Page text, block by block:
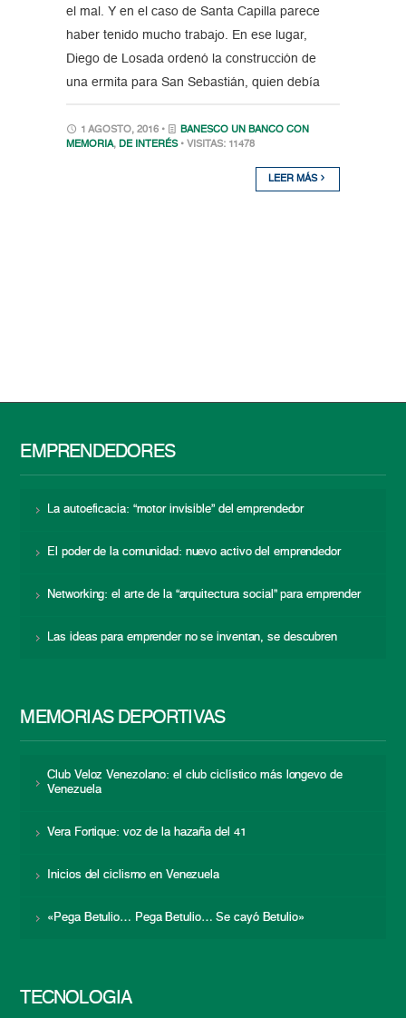
el mal. Y en el caso de Santa Capilla parece
haber tenido mucho trabajo. En ese lugar,
Diego de Losada ordenó la construcción de
una ermita para San Sebastián, quien debía
1 AGOSTO, 2016 •
BANESCO UN BANCO CON
MEMORIA, DE INTERÉS • VISITAS: 11478
LEER MÁS
EMPRENDEDORES
La autoeficacia: “motor invisible” del emprendedor
El poder de la comunidad: nuevo activo del emprendedor
Networking: el arte de la “arquitectura social” para emprender
Las ideas para emprender no se inventan, se descubren
MEMORIAS DEPORTIVAS
Club Veloz Venezolano: el club ciclístico más longevo de
Venezuela
Vera Fortique: voz de la hazaña del 41
Inicios del ciclismo en Venezuela
«Pega Betulio… Pega Betulio… Se cayó Betulio»
TECNOLOGÍA